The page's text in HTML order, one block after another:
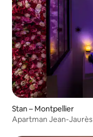
Stan – Montpellier
Apartman Jean-